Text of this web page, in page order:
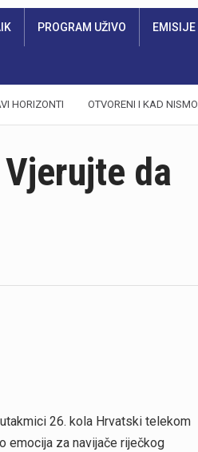
PROGRAM UŽIVO EMISIJE
HORIZONTI OTVORENI I KAD NISMO
da
26. kola Hrvatski telekom
emocija za navijače riječkog